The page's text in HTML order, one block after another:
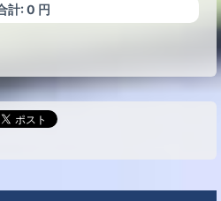
な
し
0円
0円
計:0 円